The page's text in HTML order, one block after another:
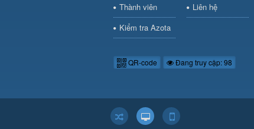
Thành viên
Liên hệ
Kiểm tra Azota
QR-code Đang truy cập: 98